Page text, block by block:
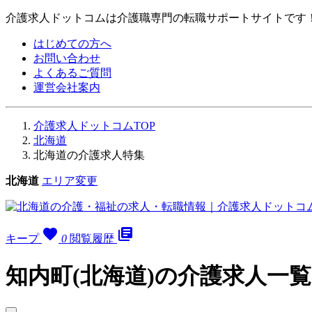
介護求人ドットコムは介護職専門の転職サポートサイトです
はじめての方へ
お問い合わせ
よくあるご質問
運営会社案内
介護求人ドットコムTOP
北海道
北海道の介護求人特集
北海道 エリア変更
キープ favorite 0 閲覧履歴 library_books
知内町(北海道)の介護求人一覧